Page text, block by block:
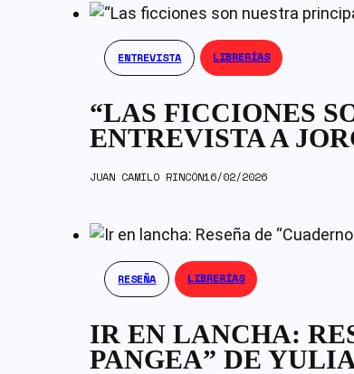
ENTREVISTA LIBRERÍAS
“LAS FICCIONES
ENTREVISTA A
JUAN CAMILO RINCÓN16/02/2026
RESEÑA LIBRERÍAS
IR EN LANCHA:
PANGEA” DE